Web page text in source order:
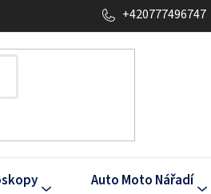
+420777496747
Auto Moto Nářadí